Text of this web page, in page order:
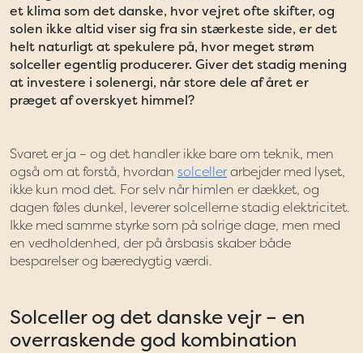
et klima som det danske, hvor vejret ofte skifter, og
solen ikke altid viser sig fra sin stærkeste side, er det
helt naturligt at spekulere på, hvor meget strøm
solceller egentlig producerer. Giver det stadig mening
at investere i solenergi, når store dele af året er
præget af overskyet himmel?
Svaret er ja – og det handler ikke bare om teknik, men
også om at forstå, hvordan solcellerarbejder med lyset,
ikke kun mod det. For selv når himlen er dækket, og
dagen føles dunkel, leverer solcellerne stadig elektricitet.
Ikke med samme styrke som på solrige dage, men med
en vedholdenhed, der på årsbasis skaber både
besparelser og bæredygtig værdi.
Solceller og det danske vejr – en
overraskende god kombination